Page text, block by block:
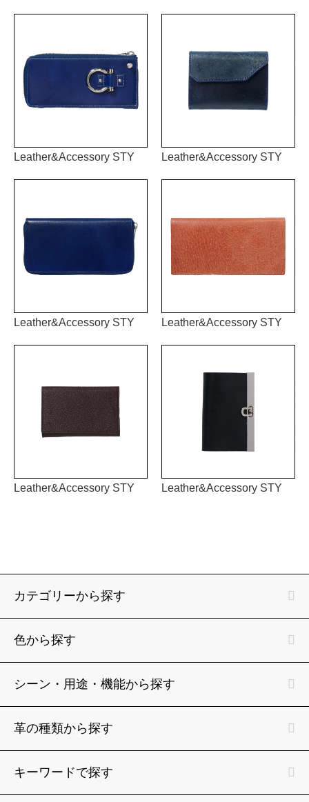
Leather&Accessory STY Leather&Accessory STY
Leather&Accessory STY Leather&Accessory STY
Leather&Accessory STY Leather&Accessory STY
カテゴリーから探す
色から探す
シーン・用途・機能から探す
革の種類から探す
キーワードで探す